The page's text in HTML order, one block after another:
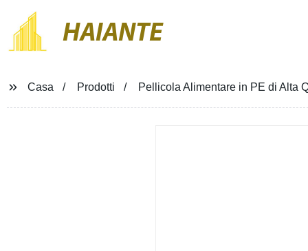
HAIANTE
Casa Prodotti Pellicola Alimentare in PE di Alta